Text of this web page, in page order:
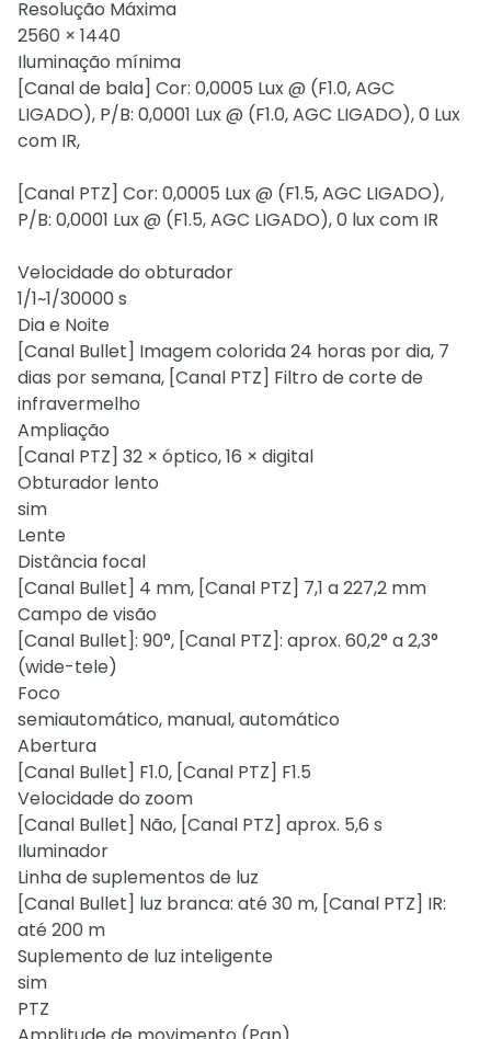
Resolução Máxima
2560 × 1440
Iluminação mínima
[Canal de bala] Cor: 0,0005 Lux @ (F1.0, AGC
LIGADO), P/B: 0,0001 Lux @ (F1.0, AGC LIGADO), 0 Lux
com IR,
[Canal PTZ] Cor: 0,0005 Lux @ (F1.5, AGC LIGADO),
P/B: 0,0001 Lux @ (F1.5, AGC LIGADO), 0 lux com IR
Velocidade do obturador
1/1~1/30000 s
Dia e Noite
[Canal Bullet] Imagem colorida 24 horas por dia, 7
dias por semana, [Canal PTZ] Filtro de corte de
infravermelho
Ampliação
[Canal PTZ] 32 × óptico, 16 × digital
Obturador lento
sim
Lente
Distância focal
[Canal Bullet] 4 mm, [Canal PTZ] 7,1 a 227,2 mm
Campo de visão
[Canal Bullet]: 90°, [Canal PTZ]: aprox. 60,2° a 2,3°
(wide-tele)
Foco
semiautomático, manual, automático
Abertura
[Canal Bullet] F1.0, [Canal PTZ] F1.5
Velocidade do zoom
[Canal Bullet] Não, [Canal PTZ] aprox. 5,6 s
Iluminador
Linha de suplementos de luz
[Canal Bullet] luz branca: até 30 m, [Canal PTZ] IR:
até 200 m
Suplemento de luz inteligente
sim
PTZ